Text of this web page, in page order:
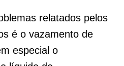
relatados pelos
é o vazamento de
especial o